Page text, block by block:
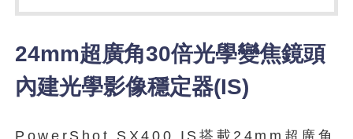
24mm超廣角30倍光學變焦鏡頭
內建光學影像穩定器(IS)
PowerShot SX400 IS搭載24mm超廣角